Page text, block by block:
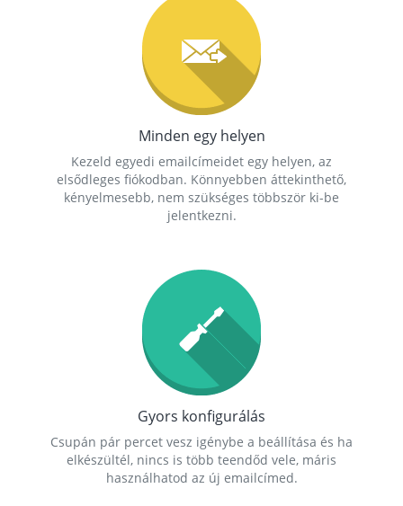
Minden egy helyen
Kezeld egyedi emailcímeidet egy helyen, az
elsődleges fiókodban. Könnyebben áttekinthető,
kényelmesebb, nem szükséges többször ki-be
jelentkezni.
Gyors konfigurálás
Csupán pár percet vesz igénybe a beállítása és ha
elkészültél, nincs is több teendőd vele, máris
használhatod az új emailcímed.